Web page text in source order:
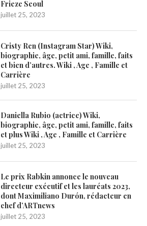
Frieze Seoul
juillet 25, 2023
Cristy Ren (Instagram Star) Wiki,
biographie, âge, petit ami, famille, faits
et bien d’autres. Wiki , Age , Famille et
Carrière
juillet 25, 2023
Daniella Rubio (actrice) Wiki,
biographie, âge, petit ami, famille, faits
et plus Wiki , Age , Famille et Carrière
juillet 25, 2023
Le prix Rabkin annonce le nouveau
directeur exécutif et les lauréats 2023,
dont Maximiliano Durón, rédacteur en
chef d’ARTnews
juillet 25, 2023